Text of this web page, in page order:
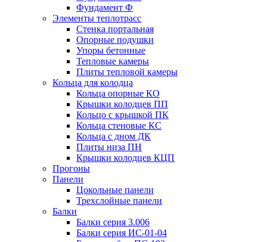
Фyндамент Ф
Элементы теплотрасс
Стенка портальная
Опорные подушки
Упоры бетонные
Тепловые камеры
Плиты тепловой камеры
Кольца для колодца
Кольца опорные КО
Крышки колодцев ПП
Кольцо с крышкой ПК
Кольца стеновые КС
Кольца с дном ДК
Плиты низа ПН
Крышки колодцев КЦП
Прогоны
Панели
Цокольные панели
Трехслойные панели
Балки
Балки серия 3.006
Балки серия ИС-01-04